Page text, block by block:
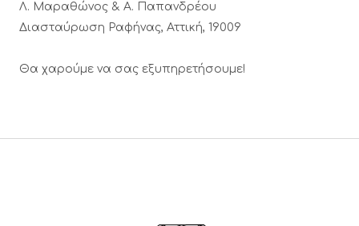
Λ. Μαραθώνος & A. Παπανδρέου
Διασταύρωση Ραφήνας, Αττική, 19009
Θα χαρούμε να σας εξυπηρετήσουμε!